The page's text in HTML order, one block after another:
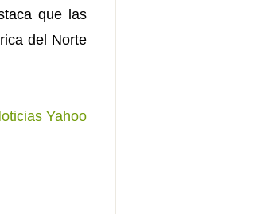
que las
del Norte
Yahoo